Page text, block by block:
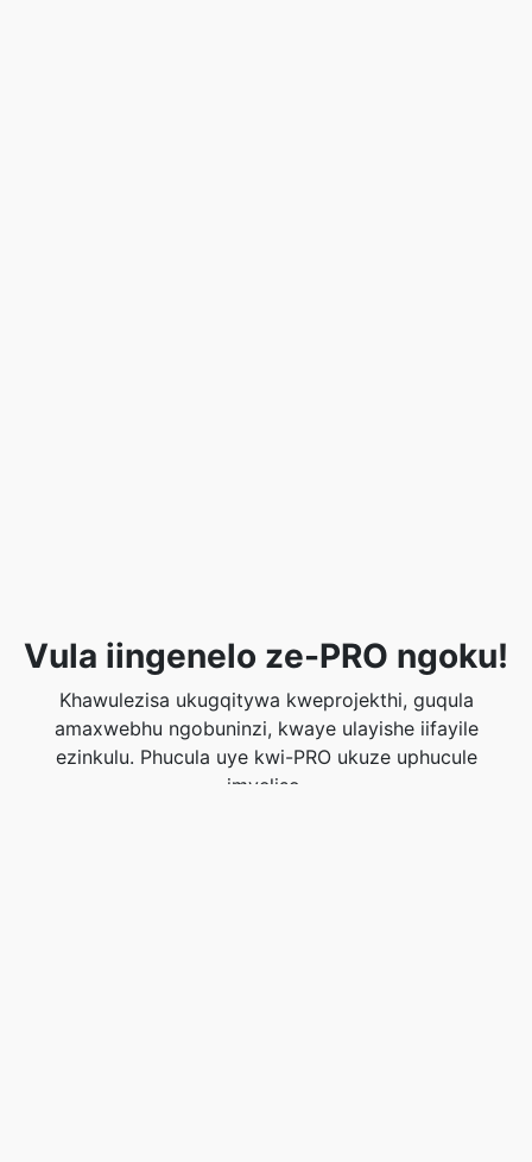
Vula iingenelo ze-PRO ngoku!
Khawulezisa ukugqitywa kweprojekthi, guqula
amaxwebhu ngobuninzi, kwaye ulayishe iifayile
ezinkulu. Phucula uye kwi-PRO ukuze uphucule
imveliso.